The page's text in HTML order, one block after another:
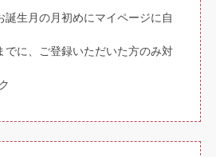
生月の月初めにマイページに自
でに、ご登録いただいた方のみ対